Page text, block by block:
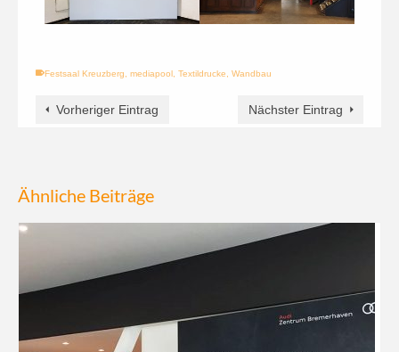
Festsaal Kreuzberg mediapool Textildrucke Wandbau
Vorheriger Eintrag Nächster Eintrag
Ähnliche Beiträge